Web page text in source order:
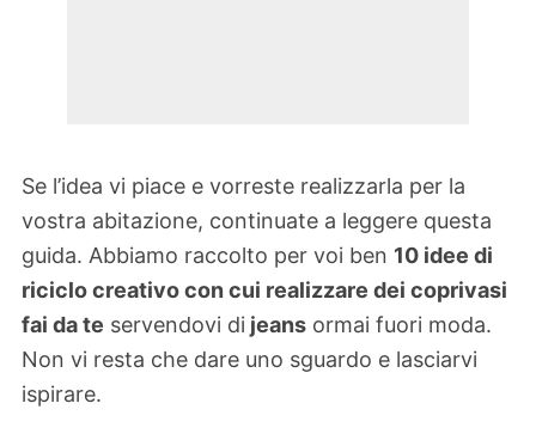
Se l’idea vi piace e vorreste realizzarla per la
vostra abitazione, continuate a leggere questa
guida. Abbiamo raccolto per voi ben 10 idee di
riciclo creativo con cui realizzare dei coprivasi
fai da te servendovi di jeans ormai fuori moda.
Non vi resta che dare uno sguardo e lasciarvi
ispirare.